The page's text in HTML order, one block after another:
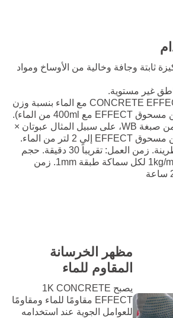
ثابتة وجافة وخالية من الأوساخ ومواد
غير مستوية.
اخلط مسحوق CONCRETE EFFECT مع الماء بنسبة وزن
أضف حوالي 2% من صبغة WB، على سبيل المثال عبوتان ×
ضع المادة بالمِسطرينة. زمن العمل: تقريباً 30 دقيقة. حجم
الاستهلاك: تقريباً 1kg/m² لكل سماكة طبقة 1mm. زمن
مظهر الخرسانة
المقاوم للماء
يصبح 1K CONCRETE
EFFECT مقاومًا للماء ومقاومًا
للعوامل الجوية عند استخدامه